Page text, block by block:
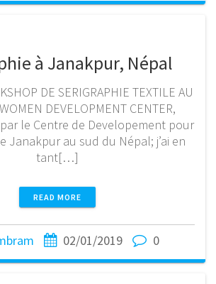
à Janakpur, Népal
DE SERIGRAPHIE TEXTILE AU
DEVELOPMENT CENTER,
par le Centre de Developement pour
Janakpur au sud du Népal; j’ai en
tant[…]
READ MORE
02/01/2019 0